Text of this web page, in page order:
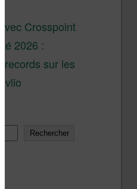
Crosspoint
2026 :
records sur les
Rechercher